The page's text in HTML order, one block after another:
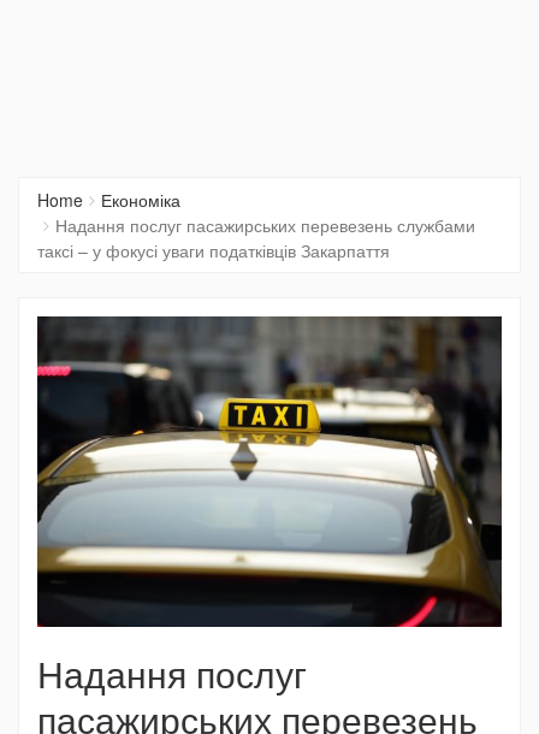
Home
Економіка
Надання послуг пасажирських перевезень службами
таксі – у фокусі уваги податківців Закарпаття
Надання послуг
пасажирських перевезень